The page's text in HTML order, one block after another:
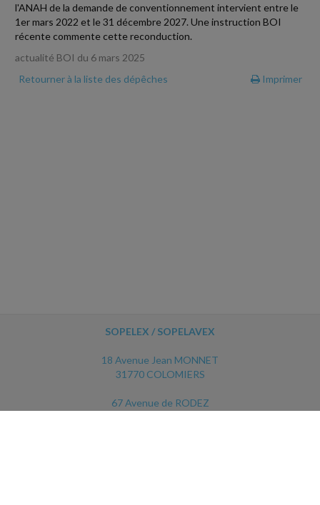
l'ANAH de la demande de conventionnement intervient entre le
1er mars 2022 et le 31 décembre 2027. Une instruction BOI
récente commente cette reconduction.
actualité BOI du 6 mars 2025
Retourner à la liste des dépêches
Imprimer
SOPELEX / SOPELAVEX
18 Avenue Jean MONNET
31770 COLOMIERS
67 Avenue de RODEZ